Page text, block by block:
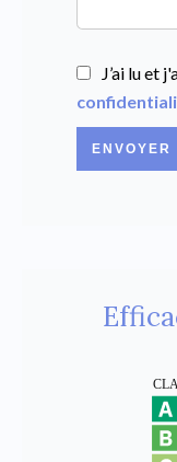
J’ai lu et
ENVOYER